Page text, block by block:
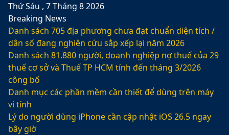
Thứ Sáu , 7 Tháng 8 2026
Breaking News
Danh sách 705 địa phương chưa đạt chuẩn diện tích /
dân số đang nghiên cứu sắp xếp lại năm 2026
Danh sách 81.880‬ người, doanh nghiệp nợ thuế của 29
thuế cơ sở và Thuế TP HCM tính đến tháng 3/2026
công bố
Danh mục các phần mềm cần thiết để dùng trên máy
vi tính
Lý do người dùng iPhone cần cập nhật iOS 26.5 ngay
bây giờ